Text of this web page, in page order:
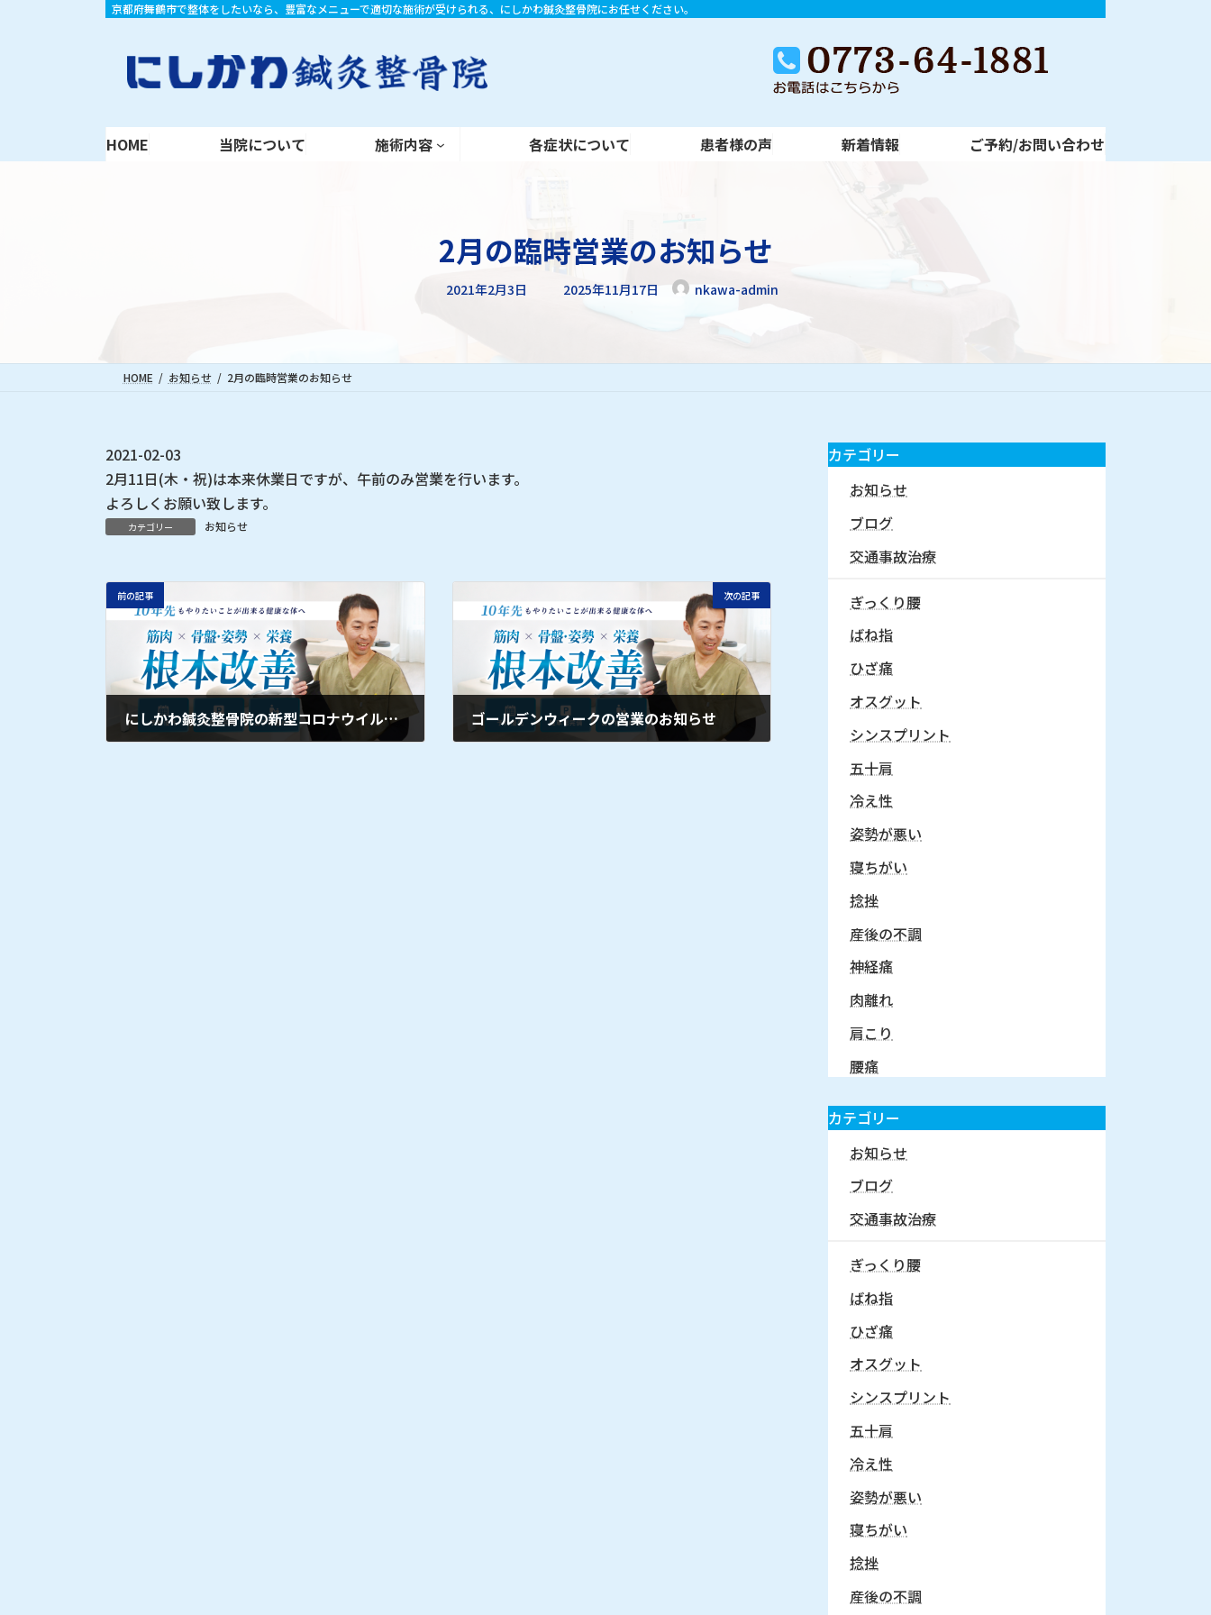
キ
に
当院について 施術内容 各症状について 患者様の声 新着情報 ご予約/お問い合わせ
京都府舞鶴市で整体をしたいなら、豊富なメニューで適切な施術が受けられる、にしかわ鍼灸整骨院にお任せください。
HOME 当院について 施術内容 各症状について 患者様の声 新着情報 ご予約/お問い合わせ
2月の臨時営業のお知らせ
2021年2月3日 最
終
2025年11月17日 nkawa-admin
HOME お知らせ 2月の臨時営業のお知らせ
2021-02-03
2月11日(木・祝)は本来休業日ですが、午前のみ営業を行います。
よろしくお願い致します。
カテゴリー お知らせ
前の記事
にしかわ鍼灸整骨院の新型コロナウイルス対策③
次の記事
ゴールデンウィークの営業のお知らせ
カテゴリー
お知らせ
ブログ
交通事故治療
ぎっくり腰
ばね指
ひざ痛
オスグット
シンスプリント
五十肩
冷え性
姿勢が悪い
寝ちがい
捻挫
産後の不調
神経痛
肉離れ
肩こり
腰痛
カテゴリー
お知らせ
ブログ
交通事故治療
ぎっくり腰
ばね指
ひざ痛
オスグット
シンスプリント
五十肩
冷え性
姿勢が悪い
寝ちがい
捻挫
産後の不調